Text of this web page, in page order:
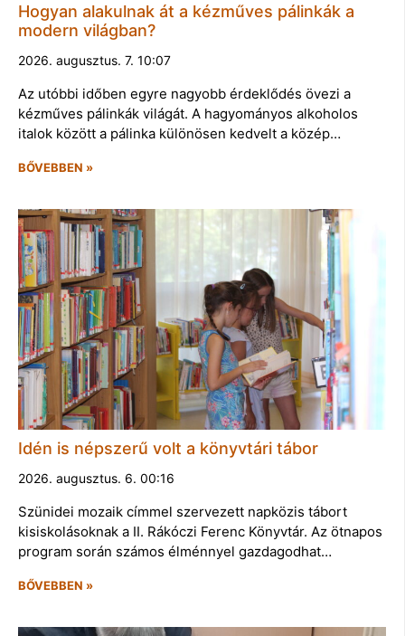
Hogyan alakulnak át a kézműves pálinkák a
modern világban?
2026. augusztus. 7. 10:07
Az utóbbi időben egyre nagyobb érdeklődés övezi a
kézműves pálinkák világát. A hagyományos alkoholos
italok között a pálinka különösen kedvelt a közép…
BŐVEBBEN »
Idén is népszerű volt a könyvtári tábor
2026. augusztus. 6. 00:16
Szünidei mozaik címmel szervezett napközis tábort
kisiskolásoknak a II. Rákóczi Ferenc Könyvtár. Az ötnapos
program során számos élménnyel gazdagodhat…
BŐVEBBEN »